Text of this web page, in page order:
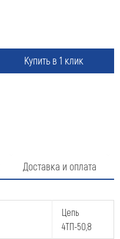
Купить в 1 клик
Доставка и оплата
Цепь
4ТП-50,8